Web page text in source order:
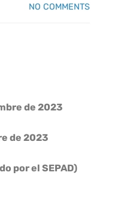
NO COMMENTS
de 2023
de 2023
por el SEPAD)